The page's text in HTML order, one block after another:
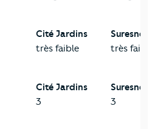
Cité Jardins
très faible
Suresnes
très faible
Cité Jardins
3
Suresnes
3